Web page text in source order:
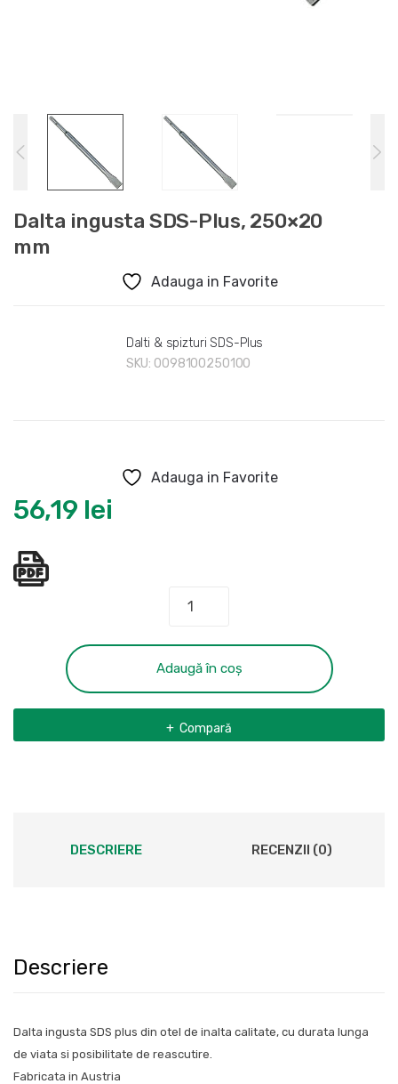
Dalta ingusta SDS-Plus, 250×20
mm
Adauga in Favorite
Dalti & spizturi SDS-Plus
SKU: 0098100250100
Adauga in Favorite
56,19 lei
Cantitate
ingusta
SDS-
250x20
mm
Adaugă în coș
Compară
DESCRIERE RECENZII (0)
Descriere
Dalta ingusta SDS plus din otel de inalta calitate, cu durata lunga
de viata si posibilitate de reascutire.
Fabricata in Austria